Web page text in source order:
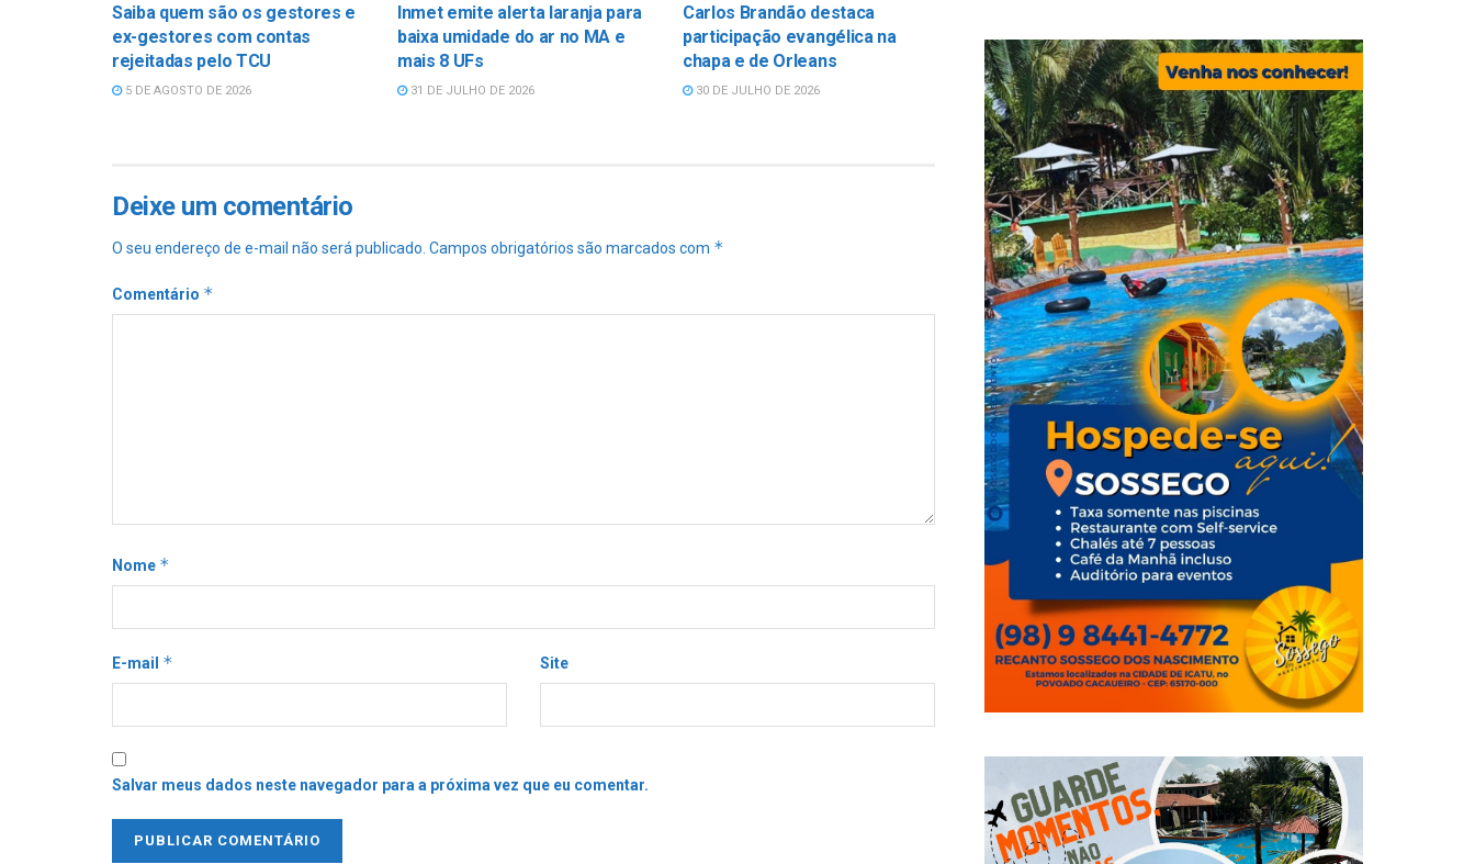
Saiba quem são os gestores e
ex-gestores com contas
rejeitadas pelo TCU
5 DE AGOSTO DE 2026
Inmet emite alerta laranja para
baixa umidade do ar no MA e
mais 8 UFs
31 DE JULHO DE 2026
Carlos Brandão destaca
participação evangélica na
chapa e de Orleans
30 DE JULHO DE 2026
Deixe um comentário
O seu endereço de e-mail não será publicado. Campos obrigatórios são marcados com *
Comentário *
Nome *
E-mail * Site
Salvar meus dados neste navegador para a próxima vez que eu comentar.